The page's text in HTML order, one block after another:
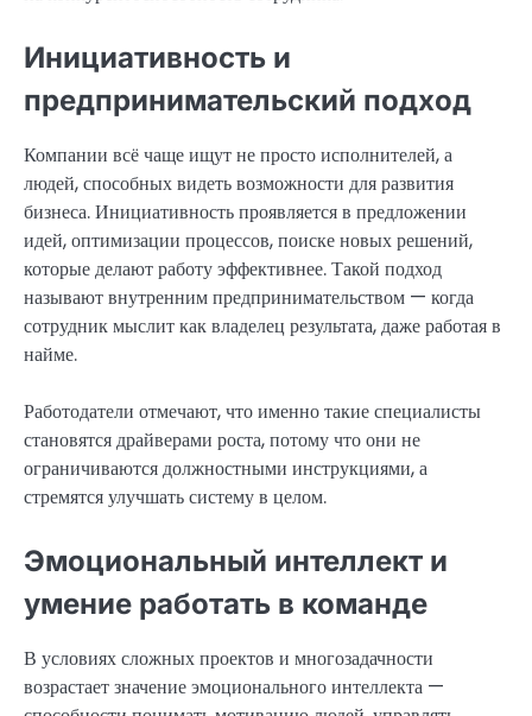
Инициативность и
предпринимательский подход
Компании всё чаще ищут не просто исполнителей, а
людей, способных видеть возможности для развития
бизнеса. Инициативность проявляется в предложении
идей, оптимизации процессов, поиске новых решений,
которые делают работу эффективнее. Такой подход
называют внутренним предпринимательством — когда
сотрудник мыслит как владелец результата, даже работая в
найме.
Работодатели отмечают, что именно такие специалисты
становятся драйверами роста, потому что они не
ограничиваются должностными инструкциями, а
стремятся улучшать систему в целом.
Эмоциональный интеллект и
умение работать в команде
В условиях сложных проектов и многозадачности
возрастает значение эмоционального интеллекта —